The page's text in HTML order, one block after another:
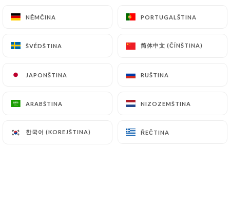
NĚMČINA PORTUGALŠTINA
ŠVÉDŠTINA 简体中文 (ČÍNŠTINA)
JAPONŠTINA RUŠTINA
ARABŠTINA NIZOZEMŠTINA
한국어 (KOREJŠTINA) ŘEČTINA
Don Vito
154 Avenue des Frères Lumière
NĚMČINA PORTUGALŠTINA
ŠVÉDŠTINA 简体中文 (ČÍNŠTINA)
JAPONŠTINA RUŠTINA
ARABŠTINA NIZOZEMŠTINA
한국어 (KOREJŠTINA) ŘEČTINA